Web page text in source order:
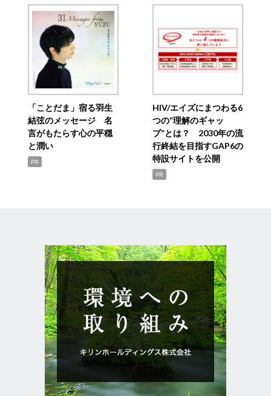
「ことだま」宿る羽生
結弦のメッセージ 名
言がもたらす心の平穏
と潤い
PR
HIV/エイズにまつわる6
つの“理解のギャッ
プ”とは？ 2030年の流
行終結を目指すGAP6の
特設サイトを公開
PR